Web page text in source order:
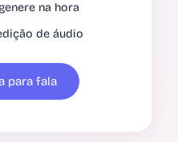
na hora
de áudio
para fala